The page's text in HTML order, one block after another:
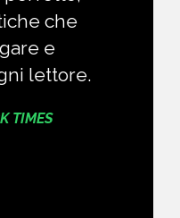
che
e
lettore.
TIMES